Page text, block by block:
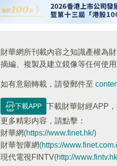
財華網所刊載內容之知識產權為
摘編、複製及建立鏡像等任何使用
如有意願轉載，請發郵件至
下載APP
下載財華財經APP
更多精彩内容，請點擊：
財華網(https://www.finet.hk/)
財華智庫網(https://
現代電視FINTV(http://